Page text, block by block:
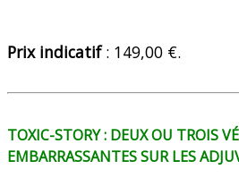
Prix indicatif: 149,00 €.
TOXIC-STORY : DEUX OU TROIS
EMBARRASSANTES SUR LES